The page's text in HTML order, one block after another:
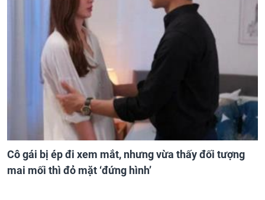
Cô gái bị ép đi xem mắt, nhưng vừa thấy đối tượng
mai mối thì đỏ mặt ‘đứng hình’